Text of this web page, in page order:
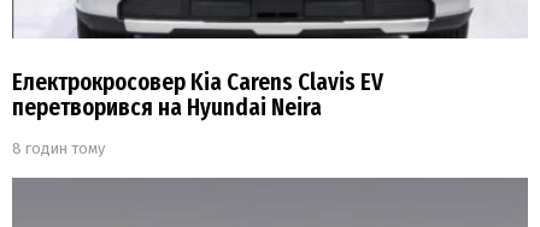
Електрокросовер Kia Carens Clavis EV
перетворився на Hyundai Neira
8 годин тому